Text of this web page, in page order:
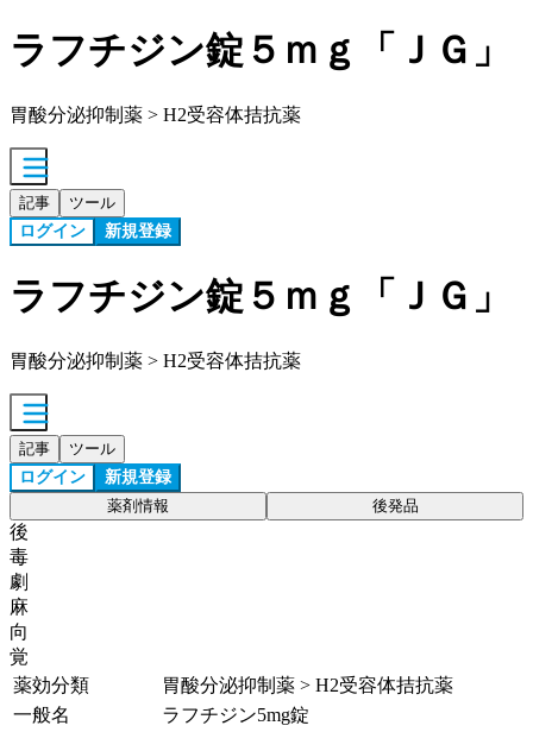
ラフチジン錠５ｍｇ「ＪＧ」
胃酸分泌抑制薬 > H2受容体拮抗薬
記事 ツール
ログイン 新規登録
ラフチジン錠５ｍｇ「ＪＧ」
胃酸分泌抑制薬 > H2受容体拮抗薬
記事 ツール
ログイン 新規登録
薬剤情報 後発品
後
毒
劇
麻
向
覚
薬効分類
胃酸分泌抑制薬 > H2受容体拮抗薬
一般名
ラフチジン5mg錠